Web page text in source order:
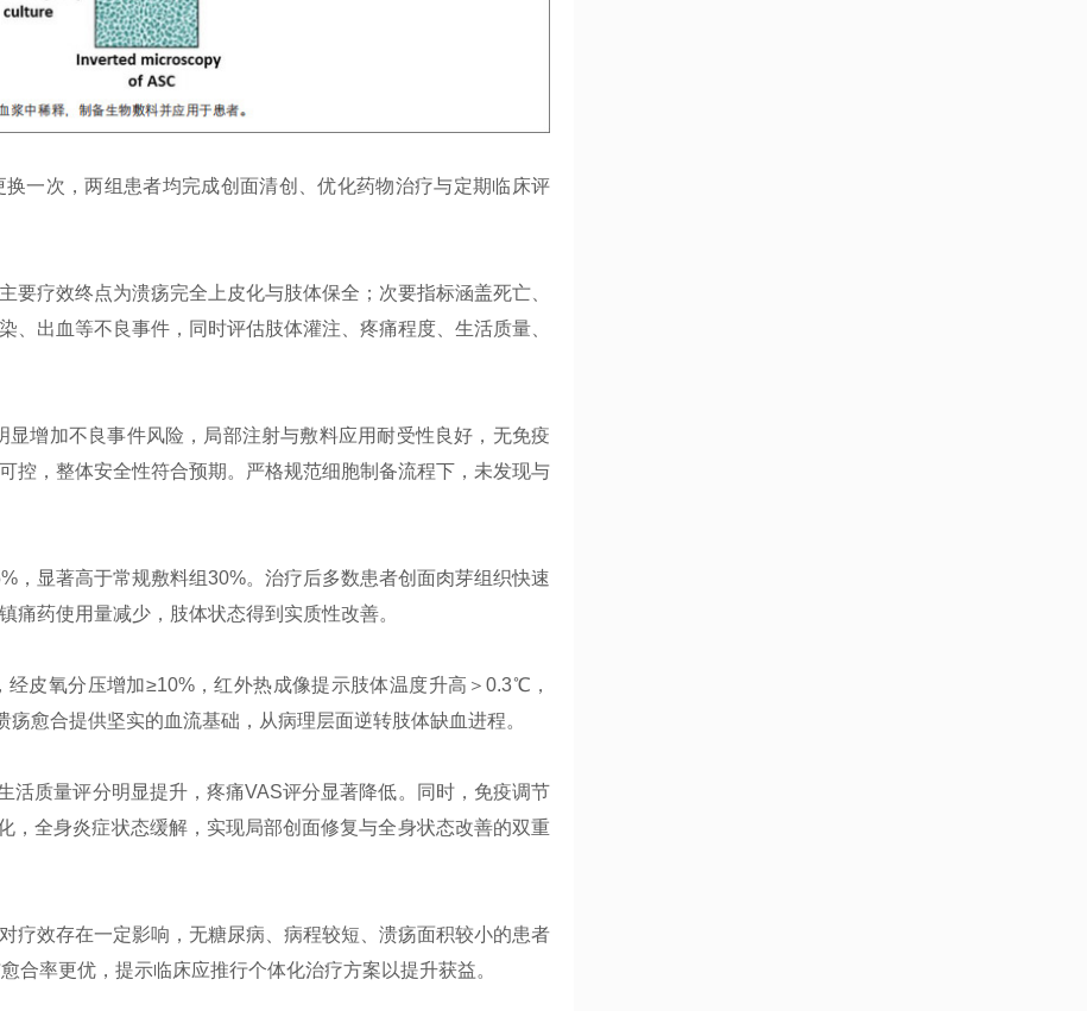
一次，两组患者均完成创面清创、优化药物治疗与定期临床评
要疗效终点为溃疡完全上皮化与肢体保全；次要指标涵盖死亡、
、出血等不良事件，同时评估肢体灌注、疼痛程度、生活质量、
显增加不良事件风险，局部注射与敷料应用耐受性良好，无免疫
控，整体安全性符合预期。严格规范细胞制备流程下，未发现与
，显著高于常规敷料组30%。治疗后多数患者创面肉芽组织快速
痛药使用量减少，肢体状态得到实质性改善。
经皮氧分压增加≥10%，红外热成像提示肢体温度升高＞0.3℃，
愈合提供坚实的血流基础，从病理层面逆转肢体缺血进程。
活质量评分明显提升，疼痛VAS评分显著降低。同时，免疫调节
，全身炎症状态缓解，实现局部创面修复与全身状态改善的双重
疗效存在一定影响，无糖尿病、病程较短、溃疡面积较小的患者
合率更优，提示临床应推行个体化治疗方案以提升获益。